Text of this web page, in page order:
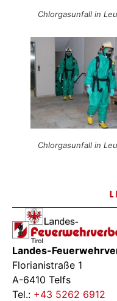
Chlorgasunfall in
Chlorgasunfall in
Landes-
Florianistraße 1
A-6410 Telfs
Tel.: +43 5262 6912